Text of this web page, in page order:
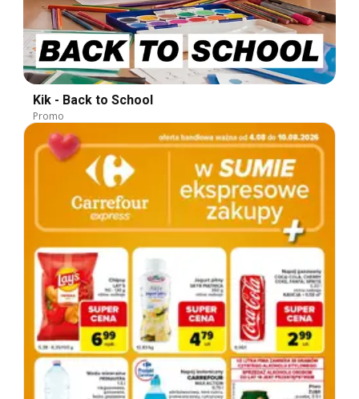
Kik - Back to School
Promo